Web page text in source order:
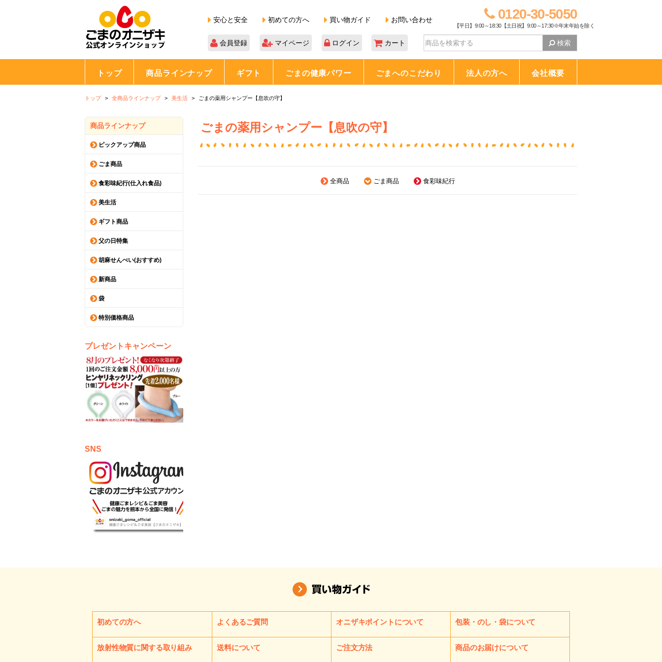
安心と安全 初めての方へ 買い物ガイド お問い合わせ 0120-30-5050
【平日】9:00～18:30【土日祝】9:00～17:30※年末年始を除く
会員登録 マイページ ログイン カート 検索
トップ 商品ラインナップ ギフト ごまの健康パワー ごまへのこだわり 法人の方へ 会社概要
トップ 全商品ラインナップ 美生活 ごまの薬用シャンプー【息吹の守】
商品ラインナップ
ピックアップ商品
ごま商品
食彩味紀行(仕入れ食品)
美生活
ギフト商品
父の日特集
胡麻せんべい(おすすめ)
新商品
袋
特別価格商品
プレゼントキャンペーン
SNS
ごまの薬用シャンプー【息吹の守】
全商品 ごま商品 食彩味紀行
初めての方へ よくあるご質問 オニザキポイントについて 包装・のし・袋について
放射性物質に関する取り組み 送料について ご注文方法 商品のお届けについて